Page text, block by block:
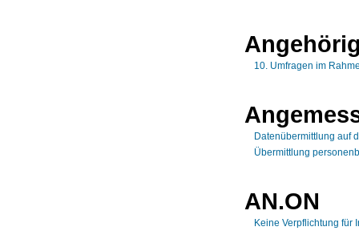
10. Umfragen im
Datenübermittlung auf
Übermittlung
AN.ON
Keine Verpflichtung für